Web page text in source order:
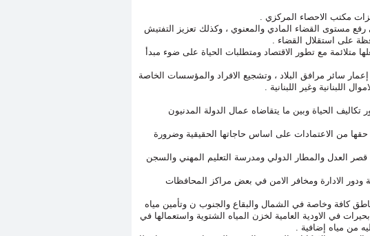
مكتب الاحصاء المركزي .
مستوى القضاء المادي والمعنوي ، وكذلك تعزيز التفتيش
على استقلال القضاء .
متلائمة مع تطور الاقتصاد ومتطلبات الحياة على ضوء مبدأ
سائر مرافق البلاد ، وتشجيع الافراد والمؤسسات الخاصة
وغير اللبنانية .
تكاليف الحياة وبين ما يتقاضاه عمال الدولة المدنيون
من الاعتمادات على اساس حاجاتها الحقيقية وضرورة
قصر العدل والمطار الدولي ومدرسة التعليم المهني والسجن
ودور الادارة ومخافر الامن في بعض مراكز المحافظات
كافة وخاصة في الشمال والبقاع والجنوب ن وتأمين مياه
في الاودية العامية لخزن المياه الشتوية واستعمالها في
من مياه إضافية .